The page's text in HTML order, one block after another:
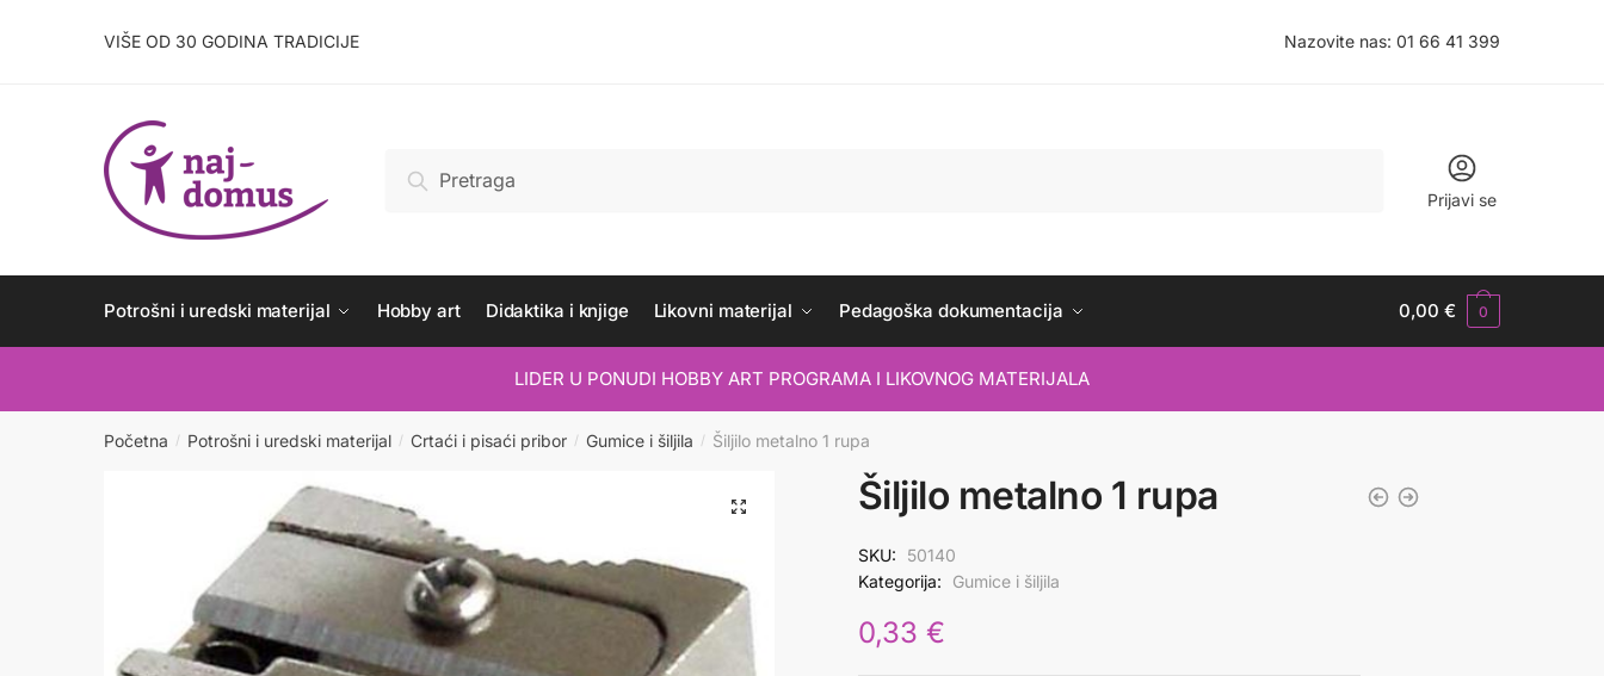
VIŠE OD 30 GODINA TRADICIJE Nazovite nas: 01 66 41 399
Pretraži
Prijavi se
Potrošni i uredski materijal Hobby art Didaktika i knjige Likovni materijal Pedagoška dokumentacija 0,00€ 0
LIDER U PONUDI HOBBY ART PROGRAMA I LIKOVNOG MATERIJALA
Početna / Potrošni i uredski materijal / Crtaći i pisaći pribor / Gumice i šiljila / Šiljilo metalno 1 rupa
Šiljilo metalno 1 rupa
SKU:
50140
Kategorija:
Gumice i šiljila
0,33 €